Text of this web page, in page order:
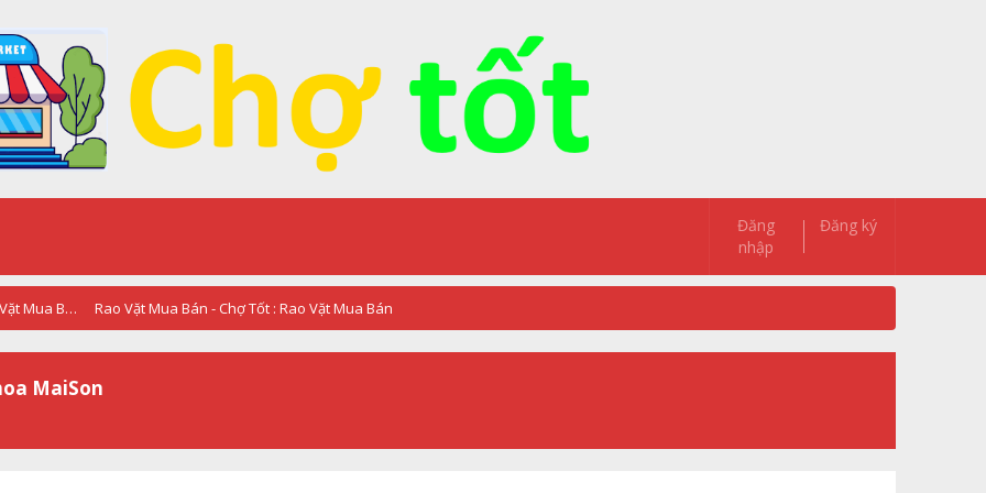
Đăng
nhập
Đăng ký
RAO VẶT - QUẢNG CÁO - Chợ Tốt : Rao Vặt Mua Bán Rao Vặt Mua Bán - Chợ Tốt : Rao Vặt Mua Bán
MaiSon